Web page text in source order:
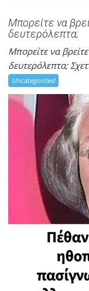
Mπορείτε να
δευτερόλεπτα;
Mπορείτε να
δευτερόλεπτα;
Uncategorized